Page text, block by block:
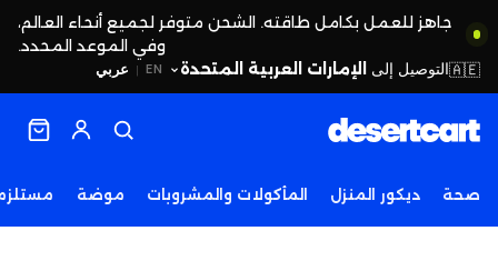
جاهز للعمل بكامل طاقته. الشحن متوفر لجميع أنحاء العالم،
وفي الموعد المحدد.
EN
| عربي 🇦🇪التوصيل إلى الإمارات العربية المتحدة
صحة ديكور المنزل المأكولات والمشروبات موضة